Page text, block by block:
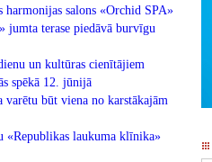
harmonijas salons «Orchid SPA»
jumta terase piedāvā burvīgu
un kultūras cienītājiem
spēkā 12. jūnijā
būt viena no karstākajām
«Republikas laukuma klīnika»